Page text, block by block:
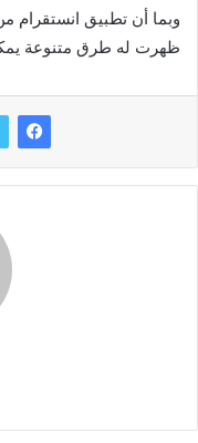
وبما أن تطبيق انستقرام
ظهرت له طرق متنوعة يمكن